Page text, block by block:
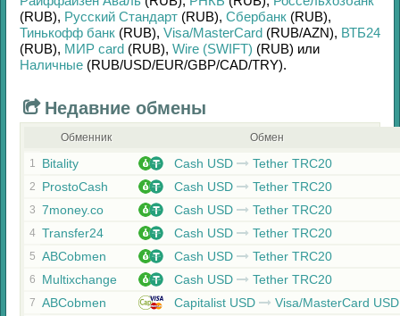
(RUB), Русский Стандарт (RUB), Сбербанк (RUB),
Тинькофф банк (RUB), Visa/MasterCard (RUB/AZN), ВТБ24
(RUB), МИР card (RUB), Wire (SWIFT) (RUB) или
Наличные (RUB/USD/EUR/GBP/CAD/TRY).
Недавние обмены
Обменник Обмен
1 Bitality Cash USD Tether TRC20
2 ProstoCash Cash USD Tether TRC20
3 7money.co Cash USD Tether TRC20
4 Transfer24 Cash USD Tether TRC20
5 ABCobmen Cash USD Tether TRC20
6 Multixchange Cash USD Tether TRC20
7 ABCobmen Capitalist USD Visa/MasterCard USD